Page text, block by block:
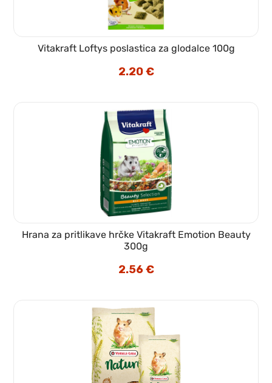
Vitakraft Loftys poslastica za glodalce 100g
2.20€
Hrana za pritlikave hrčke Vitakraft Emotion Beauty
300g
2.56€